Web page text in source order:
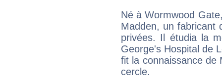
Né à Wormwood
Madden, un fabricant
privées. Il étudia la
George's Hospital de
fit la connaissance de
cercle.